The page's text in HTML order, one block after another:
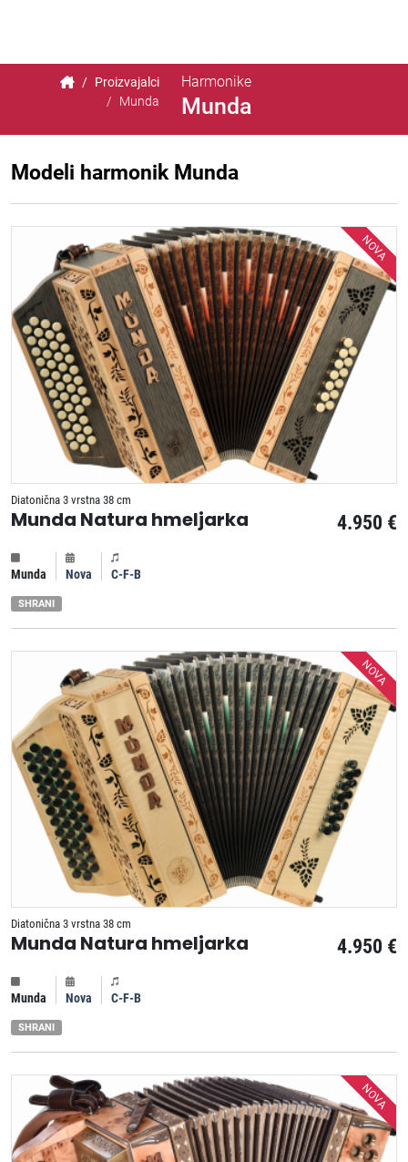
Harmonike
Munda
Proizvajalci
Munda
Modeli harmonik Munda
NOVA
Diatonična 3 vrstna 38 cm
4.950 €
Munda Natura hmeljarka
Munda Nova C-F-B
SHRANI
NOVA
Diatonična 3 vrstna 38 cm
4.950 €
Munda Natura hmeljarka
Munda Nova C-F-B
SHRANI
NOVA